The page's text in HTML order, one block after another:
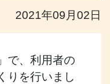
2021年09月02日
で、利用者の
りを行いまし